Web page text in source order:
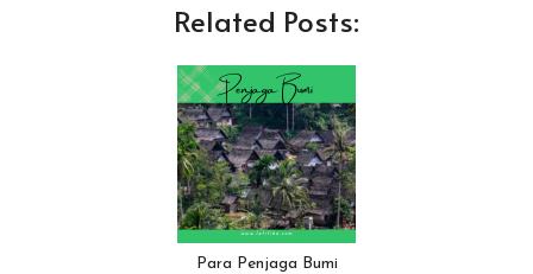
Related Posts:
Para Penjaga Bumi